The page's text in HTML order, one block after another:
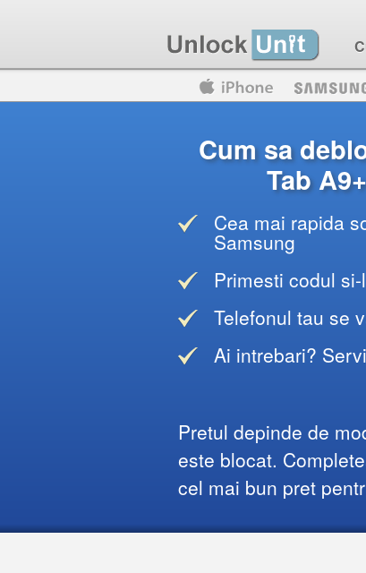
Blackberry
Cum sa
Tab
Cea mai rapida
Samsung
Primesti codul
Telefonul tau se
Ai intrebari?
Pretul depinde de
este blocat.
cel mai bun pret